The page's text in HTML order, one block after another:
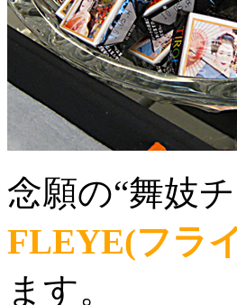
念願の“舞妓
FLEYE(フラ
ます。